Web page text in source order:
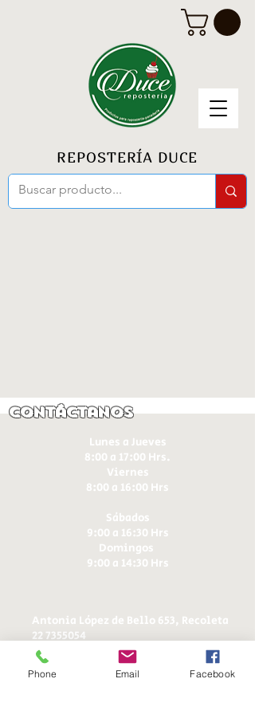
REPOSTERÍA DUCE
Contáctanos
Lunes a Jueves
8:00 a 17:00 Hrs.
Viernes
8:00 a 16:00 Hrs​
Sábados
9:00 a 16:30 Hrs
Domingos
9:00 a 14:30 Hrs
Antonia López de Bello 653, Recoleta
22 7355054
22 7375725
+56 9 75224598
ducereposteria@gmail.com
Phone Email Facebook